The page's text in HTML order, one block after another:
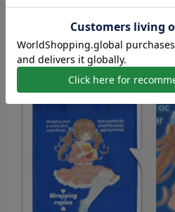
コピー転写